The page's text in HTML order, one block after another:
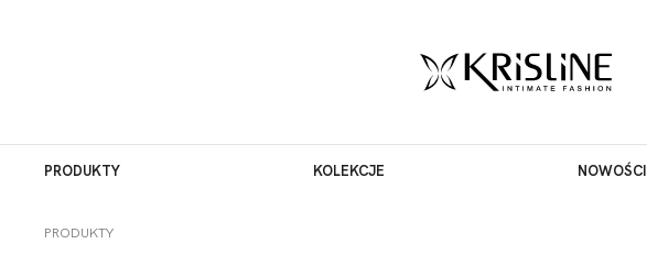
PRODUKTY KOLEKCJE NOWOŚCI
PRODUKTY